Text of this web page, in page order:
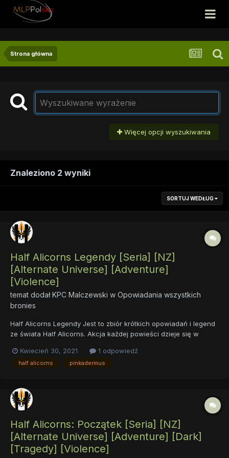
Strona główna
Więcej opcji wyszukiwania
Znaleziono 2 wyniki
SORTUJ WEDŁUG
Half Alicorns Legendy [Seria] [NZ]
[Alternate Universe] [Adventure]
[Violence]
temat dodałKPC Malczewski w Opowiadania wszystkich
bronies
Half Alicorns Legendy Jest to zbiór krótkich opowiadań i legend
ze świata Half Alicorns. Akcja każdej powieści dzieje się w
półalicornów z rożnych epok. O...
Kwiecień 30, 2021 1 odpowiedź
half alicorns pinkadermus
Half Alicorns: Początek [Seria] [NZ]
[Alternate Universe] [Adventure] [Dark]
[Tragedy] [Violence]